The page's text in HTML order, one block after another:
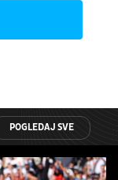
POGLEDAJ SVE